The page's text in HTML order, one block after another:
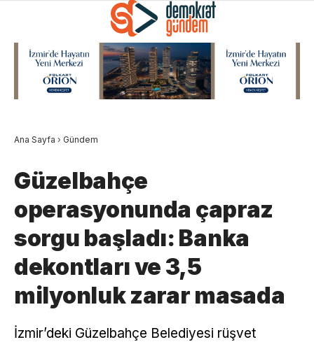
Ana Sayfa › Gündem
Güzelbahçe
operasyonunda çapraz
sorgu başladı: Banka
dekontları ve 3,5
milyonluk zarar masada
İzmir’deki Güzelbahçe Belediyesi rüşvet